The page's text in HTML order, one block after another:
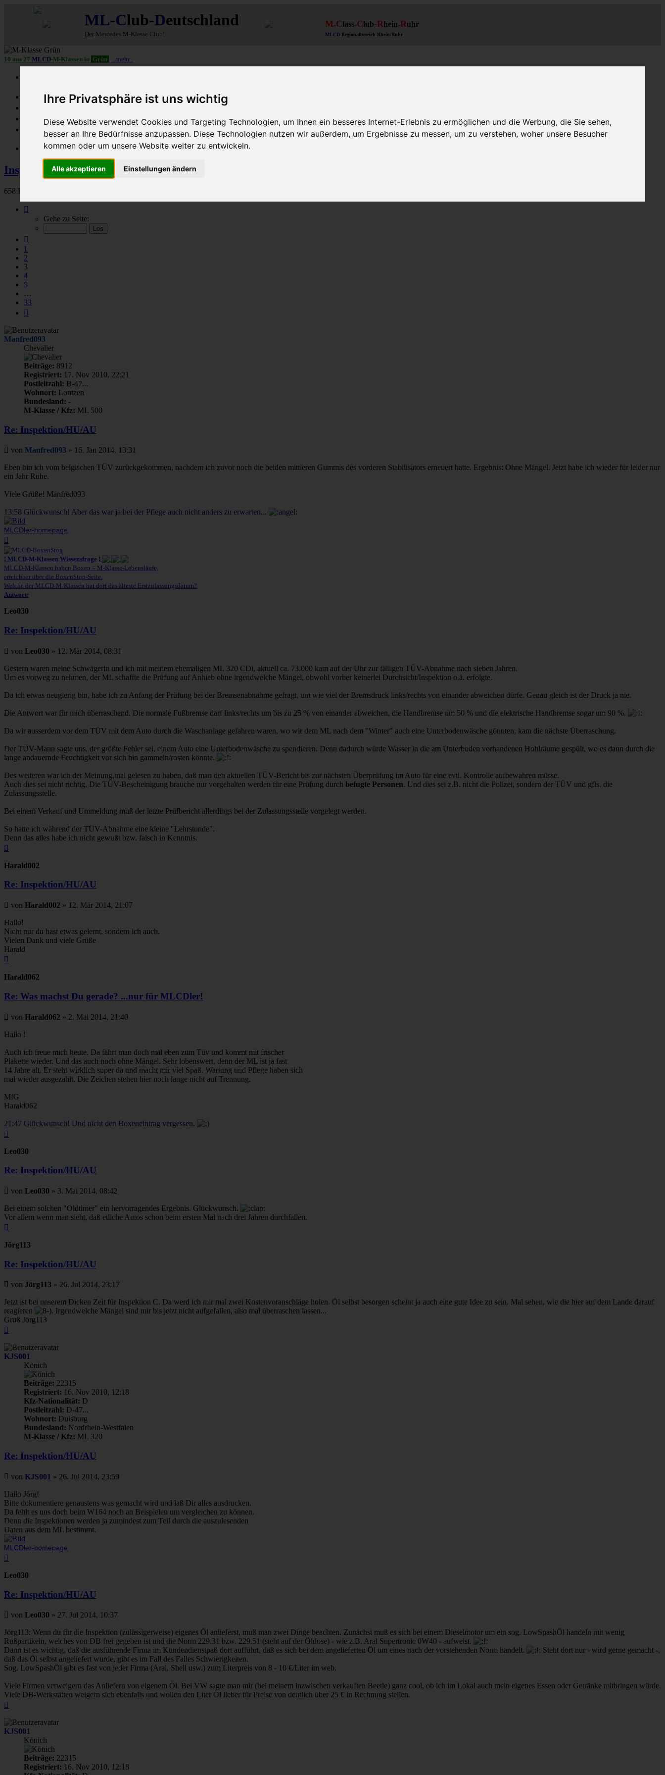
Ihre Privatsphäre ist uns wichtig
Diese Website verwendet Cookies und Targeting Technologien, um Ihnen ein besseres Internet-Erlebnis zu ermöglichen und die Werbung, die Sie sehen,
besser an Ihre Bedürfnisse anzupassen. Diese Technologien nutzen wir außerdem, um Ergebnisse zu messen, um zu verstehen, woher unsere Besucher
kommen oder um unsere Website weiter zu entwickeln.
Alle akzeptieren Einstellungen ändern
ML-Club-Deutschland
Der Mercedes M-Klasse Club!
M-Class-Club-Rhein-Ruhr
MLCD Regionalbereich Rhein/Ruhr
10 aus 27 MLCD-M-Klassen in Grün ...mehr...
Ungelesene
Forennutzer
FAQ
MLCD-Seiten MLCD-Foren-Übersicht Foren NUR für MLCD-Clubmitglieder
Inspektion/HU/AU
658 Beiträge
Gehe zu Seite:
1
2
3
4
5
…
33
Manfred093
Chevalier
Beiträge: 8912
Registriert: 17. Nov 2010, 22:21
Postleitzahl: B-47...
Wohnort: Lontzen
Bundesland: -
M-Klasse / Kfz: ML 500
Re: Inspektion/HU/AU
Beitrag
von Manfred093 » 16. Jan 2014, 13:31
Eben bin ich vom belgischen TÜV zurückgekommen, nachdem ich zuvor noch die beiden mittleren Gummis des vorderen Stabilisators erneuert hatte. Ergebnis: Ohne Mängel. Jetzt habe ich wieder für leider nur
ein Jahr Ruhe.
Viele Grüße! Manfred093
13:58 Glückwunsch! Aber das war ja bei der Pflege auch nicht anders zu erwarten...
MLCDler-homepage
oben
! MLCD-M-Klassen Wissensfrage !
MLCD-M-Klassen haben Boxen = M-Klasse-Lebensläufe,
erreichbar über die BoxenStop-Seite.
Welche der MLCD-M-Klassen hat dort das älteste Erstzulassungsdatum?
Antwort:
Leo030
Re: Inspektion/HU/AU
Beitrag
von Leo030 » 12. Mär 2014, 08:31
Gestern waren meine Schwägerin und ich mit meinem ehemaligen ML 320 CDi, aktuell ca. 73.000 kam auf der Uhr zur fälligen TÜV-Abnahme nach sieben Jahren.
Um es vorweg zu nehmen, der ML schaffte die Prüfung auf Anhieb ohne irgendwelche Mängel, obwohl vorher keinerlei Durchsicht/Inspektion o.ä. erfolgte.
Da ich etwas neugierig bin, habe ich zu Anfang der Prüfung bei der Bremsenabnahme gefragt, um wie viel der Bremsdruck links/rechts von einander abweichen dürfe. Genau gleich ist der Druck ja nie.
Die Antwort war für mich überraschend. Die normale Fußbremse darf links/rechts um bis zu 25 % von einander abweichen, die Handbremse um 50 % und die elektrische Handbremse sogar um 90 %.
Da wir ausserdem vor dem TÜV mit dem Auto durch die Waschanlage gefahren waren, wo wir dem ML nach dem "Winter" auch eine Unterbodenwäsche gönnten, kam die nächste Überraschung.
Der TÜV-Mann sagte uns, der größte Fehler sei, einem Auto eine Unterbodenwäsche zu spendieren. Denn dadurch würde Wasser in die am Unterboden vorhandenen Hohlräume gespült, wo es dann durch die
lange andauernde Feuchtigkeit vor sich hin gammeln/rosten könnte.
Des weiteren war ich der Meinung,mal gelesen zu haben, daß man den aktuellen TÜV-Bericht bis zur nächsten Überprüfung im Auto für eine evtl. Kontrolle aufbewahren müsse.
Auch dies sei nicht richtig. Die TÜV-Bescheinigung brauche nur vorgehalten werden für eine Prüfung durch befugte Personen. Und dies sei z.B. nicht die Polizei, sondern der TÜV und gfls. die
Zulassungsstelle.
Bei einem Verkauf und Ummeldung muß der letzte Prüfbericht allerdings bei der Zulassungsstelle vorgelegt werden.
So hatte ich während der TÜV-Abnahme eine kleine "Lehrstunde".
Denn das alles habe ich nicht gewußt bzw. falsch in Kenntnis.
Harald002
Re: Inspektion/HU/AU
Beitrag
von Harald002 » 12. Mär 2014, 21:07
Hallo!
Nicht nur du hast etwas gelernt, sondern ich auch.
Vielen Dank und viele Grüße
Harald
Harald062
Re: Was machst Du gerade? ...nur für MLCDler!
Beitrag
von Harald062 » 2. Mai 2014, 21:40
Hallo !
Auch ich freue mich heute. Da fährt man doch mal eben zum Tüv und kommt mit frischer
Plakette wieder. Und das auch noch ohne Mängel. Sehr lobenswert, denn der ML ist ja fast
14 Jahre alt. Er steht wirklich super da und macht mir viel Spaß. Wartung und Pflege haben sich
mal wieder ausgezahlt. Die Zeichen stehen hier noch lange nicht auf Trennung.
MfG
Harald062
21:47 Glückwunsch! Und nicht den Boxeneintrag vergessen.
Leo030
Re: Inspektion/HU/AU
Beitrag
von Leo030 » 3. Mai 2014, 08:42
Bei einem solchen "Oldtimer" ein hervorragendes Ergebnis. Glückwunsch.
Vor allem wenn man sieht, daß etliche Autos schon beim ersten Mal nach drei Jahren durchfallen.
Jörg113
Re: Inspektion/HU/AU
Beitrag
von Jörg113 » 26. Jul 2014, 23:17
Jetzt ist bei unserem Dicken Zeit für Inspektion C. Da werd ich mir mal zwei Kostenvoranschläge holen. Öl selbst besorgen scheint ja auch eine gute Idee zu sein. Mal sehen, wie die hier auf dem Lande darauf
reagieren
. Irgendwelche Mängel sind mir bis jetzt nicht aufgefallen, also mal überraschen lassen...
Gruß Jörg113
KJS001
Könich
Beiträge: 22315
Registriert: 16. Nov 2010, 12:18
Kfz-Nationalität: D
Postleitzahl: D-47...
Wohnort: Duisburg
Bundesland: Nordrhein-Westfalen
M-Klasse / Kfz: ML 320
Re: Inspektion/HU/AU
Beitrag
von KJS001 » 26. Jul 2014, 23:59
Hallo Jörg!
Bitte dokumentiere genaustens was gemacht wird und laß Dir alles ausdrucken.
Da fehlt es uns doch beim W164 noch an Beispielen um vergleichen zu können.
Denn die Inspektionen werden ja zumindest zum Teil durch die auszulesenden
Daten aus dem ML bestimmt.
MLCDler-homepage
Leo030
Re: Inspektion/HU/AU
Beitrag
von Leo030 » 27. Jul 2014, 10:37
Jörg113: Wenn du für die Inspektion (zulässigerweise) eigenes Öl anlieferst, muß man zwei Dinge beachten. Zunächst muß es sich bei einem Dieselmotor um ein sog. LowSpashÖl handeln mit wenig
Rußpartikeln, welches von DB frei gegeben ist und die Norm 229.31 bzw. 229.51 (steht auf der Öldose) - wie z.B. Aral Supertronic 0W40 - aufweist.
Dann ist es wichtig, daß die ausführende Firma im Kundendienstpaß dort aufführt, daß es sich bei dem angelieferten Öl um eines nach der vorstehenden Norm handelt.
Steht dort nur - wird gerne gemacht -,
daß das Öl selbst angeliefert wurde, gibt es im Fall des Falles Schwierigkeiten.
Sog. LowSpashÖl gibt es fast von jeder Firma (Aral, Shell usw.) zum Literpreis von 8 - 10 €/Liter im web.
Viele Firmen verweigern das Anliefern von eigenem Öl. Bei VW sagte man mir (bei meinem inzwischen verkauften Beetle) ganz cool, ob ich im Lokal auch mein eigenes Essen oder Getränke mitbringen würde.
Viele DB-Werkstätten weigern sich ebenfalls und wollen den Liter Öl lieber für Preise von deutlich über 25 € in Rechnung stellen.
KJS001
Könich
Beiträge: 22315
Registriert: 16. Nov 2010, 12:18